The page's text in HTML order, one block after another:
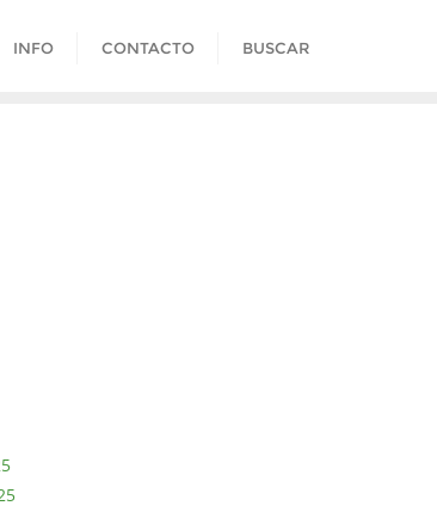
INFO CONTACTO BUSCAR